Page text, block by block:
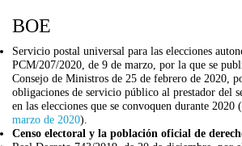
BOE
Servicio postal universal para las elecciones
PCM/207/2020, de 9 de marzo, por la que se
Consejo de Ministros de 25 de febrero de 2020,
obligaciones de servicio público al prestador del
en las elecciones que se convoquen durante 2020 (
marzo de 2020).
Censo electoral y la población oficial de